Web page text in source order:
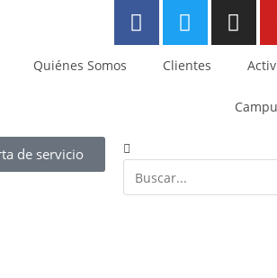
Quiénes Somos Clientes
de servicio